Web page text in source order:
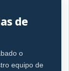
de
o
equipo de